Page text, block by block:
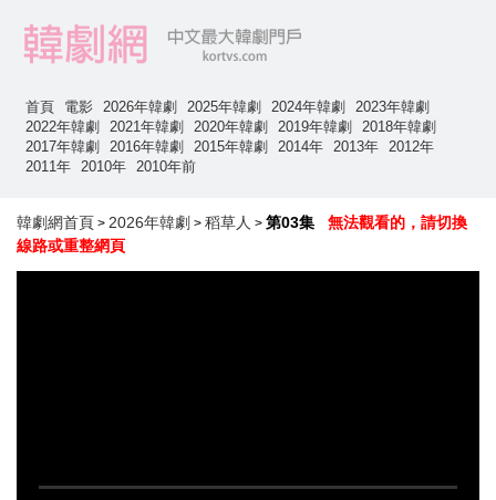
首頁 電影 2026年韓劇 2025年韓劇 2024年韓劇
2023年韓劇
2022年韓劇
2021年韓劇 2020年韓劇 2019年韓劇
2018年韓劇
2017年韓劇
2016年韓劇 2015年韓劇 2014年 2013年
2012年
2011年
2010年 2010年前
韓劇網首頁 > 2026年韓劇 > 稻草人 > 第03集
無法觀看的，請切換
線路或重整網頁